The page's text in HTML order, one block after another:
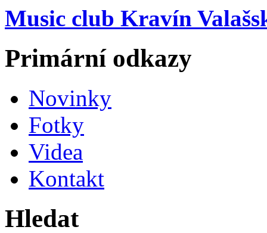
Music club Kravín
Primární odkazy
Novinky
Fotky
Videa
Kontakt
Hledat